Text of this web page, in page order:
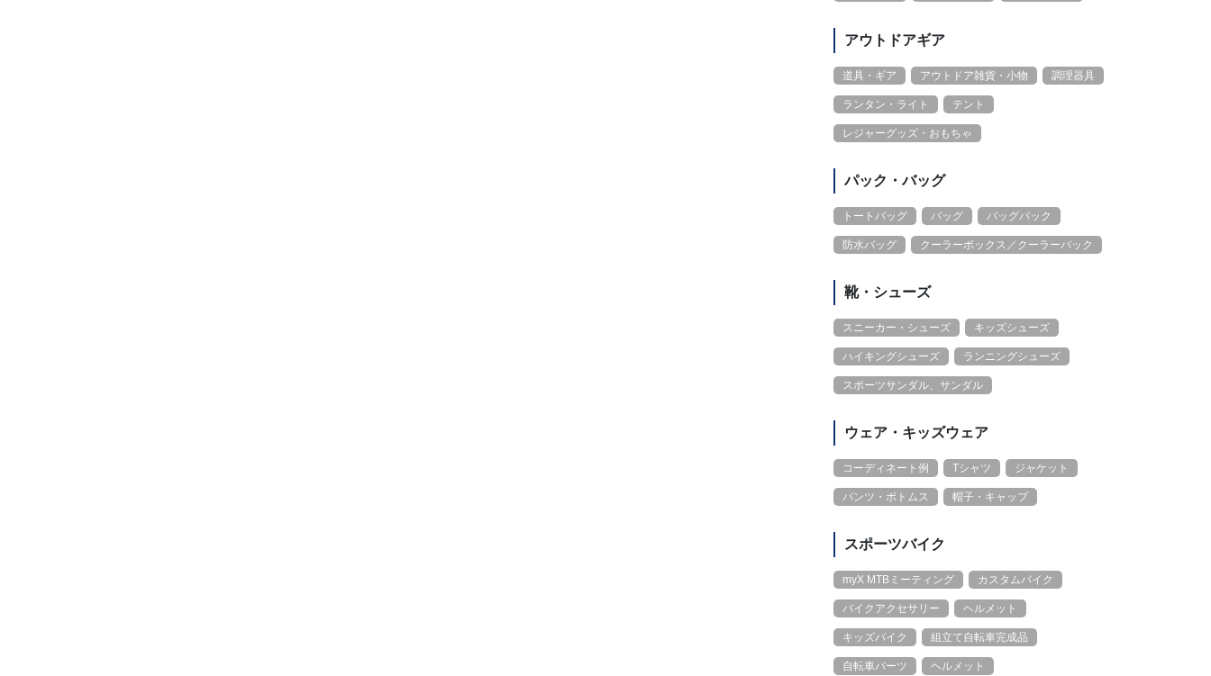
アウトドアギア
道具・ギア アウトドア雑貨・小物 調理器具
ランタン・ライト テント
レジャーグッズ・おもちゃ
パック・バッグ
トートバッグ バッグ バッグパック
防水バッグ クーラーボックス／クーラーバック
靴・シューズ
スニーカー・シューズ キッズシューズ
ハイキングシューズ ランニングシューズ
スポーツサンダル、サンダル
ウェア・キッズウェア
コーディネート例 Tシャツ ジャケット
パンツ・ボトムス 帽子・キャップ
スポーツバイク
myX MTBミーティング カスタムバイク
バイクアクセサリー ヘルメット
キッズバイク 組立て自転車完成品
自転車パーツ ヘルメット